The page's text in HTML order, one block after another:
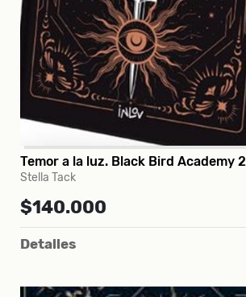
Temor a la luz. Black Bird Academy 2
Stella Tack
$140.000
Detalles